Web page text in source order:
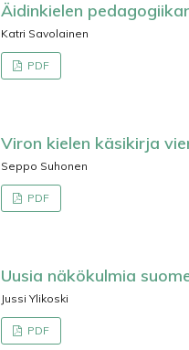
Äidinkielen
Katri Savolainen
PDF
Viron kielen käsikirja
Seppo Suhonen
PDF
Uusia näkökulmia
Jussi Ylikoski
PDF